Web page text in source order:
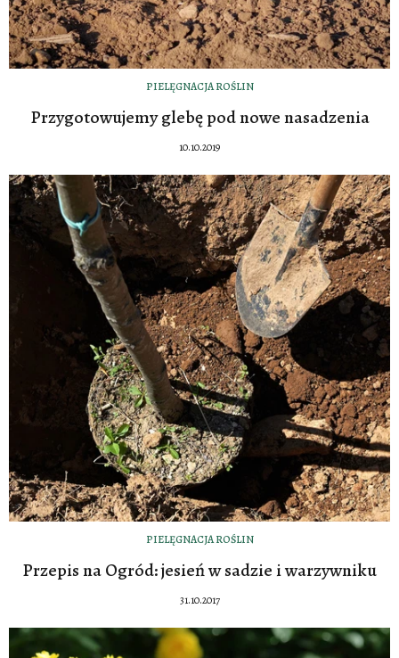
PIELĘGNACJA ROŚLIN
Przygotowujemy glebę pod nowe nasadzenia
10.10.2019
PIELĘGNACJA ROŚLIN
Przepis na Ogród: jesień w sadzie i warzywniku
31.10.2017